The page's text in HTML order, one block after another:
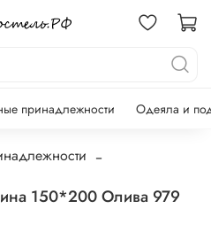
принадлежности Одеяла и
150*200 Олива 979